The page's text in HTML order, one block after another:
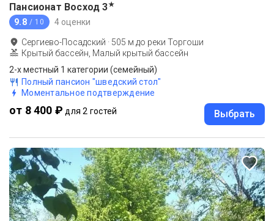
Пансионат Восход 3★
9.8 / 10 4 оценки
Сергиево-Посадский · 505 м до реки Торгоши
Крытый бассейн, Малый крытый бассейн
2-х местный 1 категории (семейный)
Полный пансион "шведский стол"
Моментальное подтверждение
от 8 400 ₽ для 2 гостей Выбрать